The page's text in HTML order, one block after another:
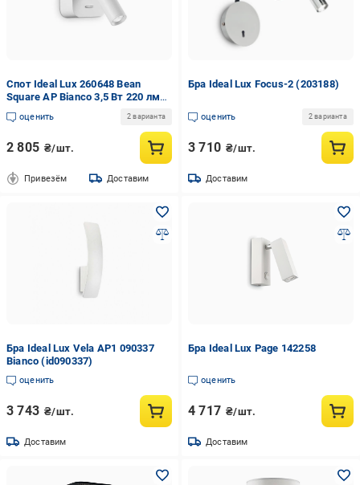
Спот Ideal Lux 260648 Bean
Square AP Bianco 3,5 Вт 220 лм
3000K (11266877)
оценить 2 варианта
2 805 ₴/шт.
Привезём Доставим
Бра Ideal Lux Focus-2 (203188)
оценить 2 варианта
3 710 ₴/шт.
Доставим
Бра Ideal Lux Vela AP1 090337
Bianco (id090337)
оценить
3 743 ₴/шт.
Доставим
Бра Ideal Lux Page 142258
оценить
4 717 ₴/шт.
Доставим